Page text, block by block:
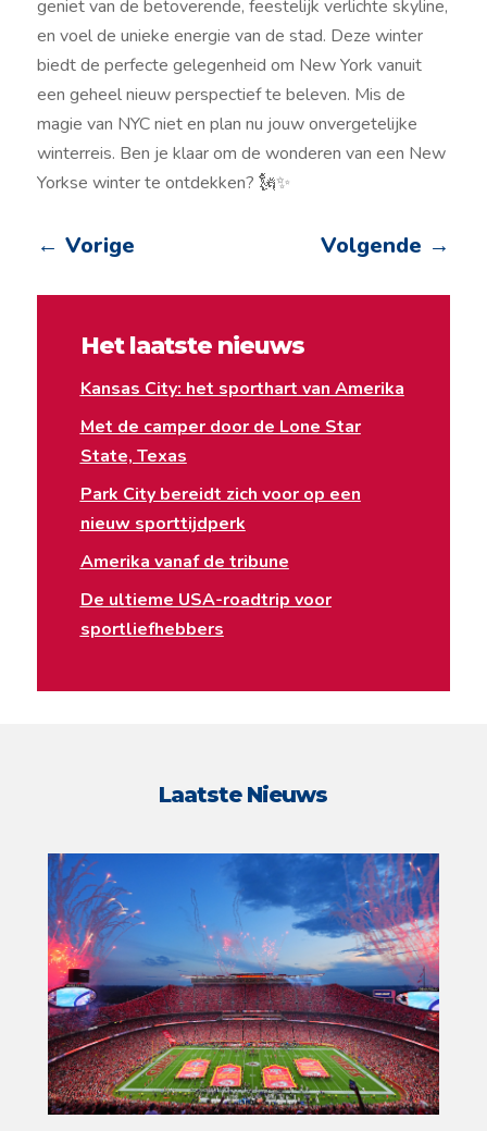
geniet van de betoverende, feestelijk verlichte skyline,
en voel de unieke energie van de stad. Deze winter
biedt de perfecte gelegenheid om New York vanuit
een geheel nieuw perspectief te beleven. Mis de
magie van NYC niet en plan nu jouw onvergetelijke
winterreis. Ben je klaar om de wonderen van een New
Yorkse winter te ontdekken? 🗽✨
← Vorige Volgende →
Het laatste nieuws
Kansas City: het sporthart van Amerika
Met de camper door de Lone Star
State, Texas
Park City bereidt zich voor op een
nieuw sporttijdperk
Amerika vanaf de tribune
De ultieme USA-roadtrip voor
sportliefhebbers
Laatste Nieuws